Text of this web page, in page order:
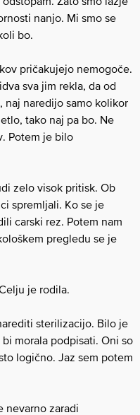
nanjo. Mi smo se
bo.
pričakujejo nemogoče.
sva jim rekla, da od
naj naredijo samo kolikor
tako naj pa bo. Ne
Potem je bilo
zelo visok pritisk. Ob
spremljali. Ko se je
carski rez. Potem ​nam
pregledu ​se je
je rodila.
sterilizacijo. Bilo je
morala podpisati. Oni so
logično. Jaz sem potem
nevarno zaradi